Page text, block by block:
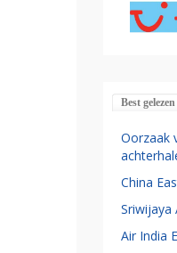
Best gelezen
Oorzaak
China
Sriwijaya
Air India